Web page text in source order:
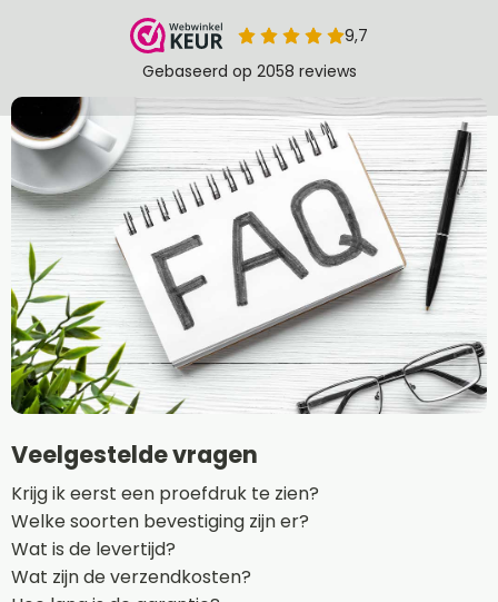
Veelgestelde vragen
Krijg ik eerst een proefdruk te zien?
Welke soorten bevestiging zijn er?
Wat is de levertijd?
Wat zijn de verzendkosten?